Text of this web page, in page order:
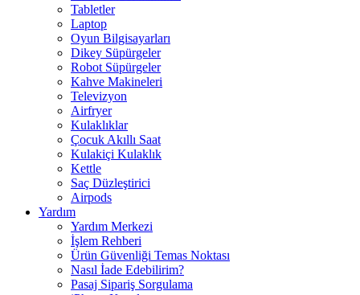
Tabletler
Laptop
Oyun Bilgisayarları
Dikey Süpürgeler
Robot Süpürgeler
Kahve Makineleri
Televizyon
Airfryer
Kulaklıklar
Çocuk Akıllı Saat
Kulakiçi Kulaklık
Kettle
Saç Düzleştirici
Airpods
Yardım
Yardım Merkezi
İşlem Rehberi
Ürün Güvenliği Temas Noktası
Nasıl İade Edebilirim?
Pasaj Sipariş Sorgulama